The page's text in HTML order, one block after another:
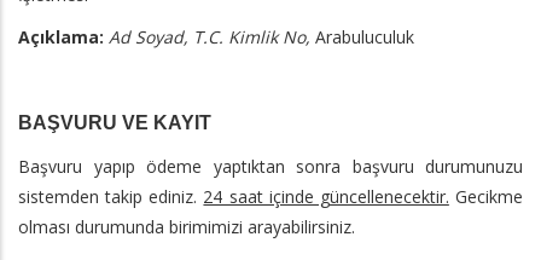
Açıklama: Ad Soyad, T.C. Kimlik No, Arabuluculuk
BAŞVURU VE KAYIT
Başvuru yapıp ödeme yaptıktan sonra başvuru durumunuzu
sistemden takip ediniz. 24 saat içinde güncellenecektir. Gecikme
olması durumunda birimimizi arayabilirsiniz.